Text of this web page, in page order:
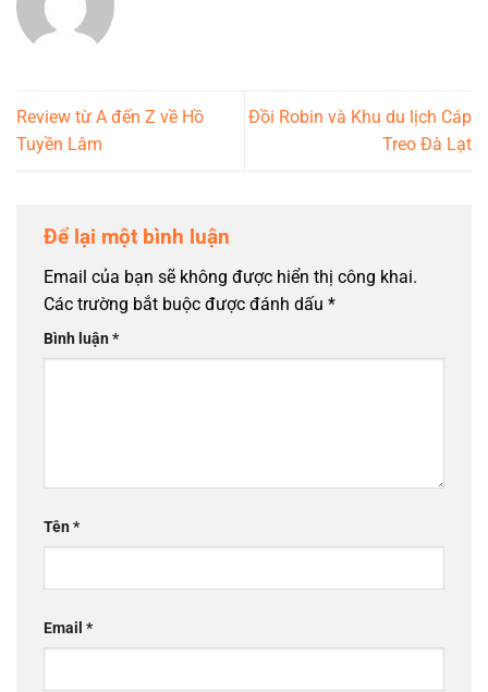
Review từ A đến Z về Hồ
Tuyền Lâm
Đồi Robin và Khu du lịch Cáp
Treo Đà Lạt
Để lại một bình luận
Email của bạn sẽ không được hiển thị công khai.
Các trường bắt buộc được đánh dấu *
Bình luận*
Tên*
Email *